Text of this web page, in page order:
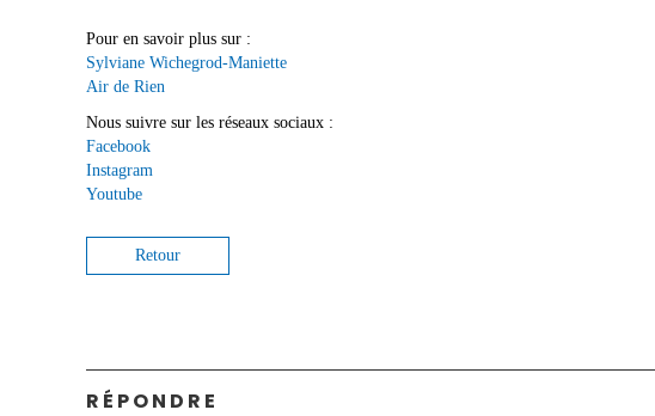
Pour en savoir plus sur :
Sylviane Wichegrod-Maniette
Air de Rien
Nous suivre sur les réseaux sociaux :
Facebook
Instagram
Youtube
Retour
RÉPONDRE